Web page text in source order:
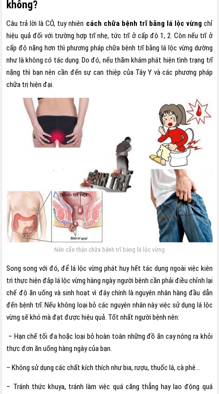
không?
Câu trả lời là CÓ, tuy nhiên cách chữa bệnh trĩ bằng lá lộc vừngchỉ
hiệu quả đối với trường hợp trĩ nhẹ, tức trĩ ở cấp độ 1, 2. Còn nếu trĩ ở
cấp độ nặng hơn thì phương pháp chữa bệnh trĩ bằng lá lộc vừng dường
như là không có tác dụng. Do đó, nếu thăm khám phát hiện tình trạng trĩ
nặng thì bạn nên cần đến sự can thiệp của Tây Y và các phương pháp
chữa trị hiện đại.
Nên cẩn thận chữa bệnh trĩ bằng lá lộc vừng
Song song với đó, để lá lộc vừng phát huy hết tác dụng ngoài việc kiên
trì thực hiện đắp lá lộc vừng hàng ngày người bệnh cần phải điều chỉnh lại
chế độ ăn uống và sinh hoạt vì đây chính là nguyên nhân hàng đầu dẫn
đến bệnh trĩ. Nếu không loại bỏ các nguyên nhân này việc sử dụng lá lộc
vừng sẽ khó mà đạt được hiệu quả. Tốt nhất người bệnh nên:
– Hạn chế tối đa hoặc loại bỏ hoàn toàn những đồ ăn cay nóng ra khỏi
thực đơn ăn uống hàng ngày của bạn.
– Không sử dụng các chất kích thích như bia, rượu, thuốc lá, cà phê…
– Tránh thức khuya, tránh làm việc quá căng thẳng hay lao động quá